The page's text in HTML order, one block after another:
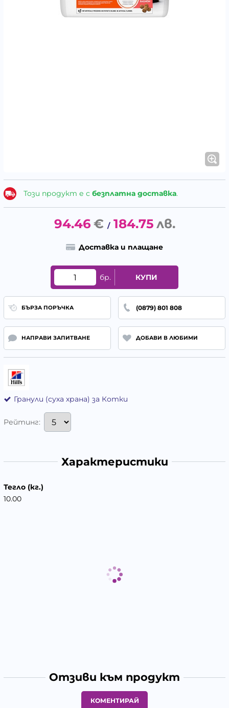
Този продукт е с безплатна доставка.
94.46 € / 184.75 лв.
Доставка и плащане
бр. КУПИ
БЪРЗА ПОРЪЧКА (0879) 801 808
НАПРАВИ ЗАПИТВАНЕ ДОБАВИ В ЛЮБИМИ
Гранули (суха храна) за Котки
Рейтинг:
Характеристики
Тегло (кг.)
10.00
Отзиви към продукт
КОМЕНТИРАЙ